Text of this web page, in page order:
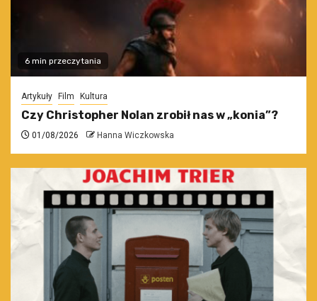
6 min przeczytania
Artykuły Film Kultura
Czy Christopher Nolan zrobił nas w „konia”?
01/08/2026 Hanna Wiczkowska